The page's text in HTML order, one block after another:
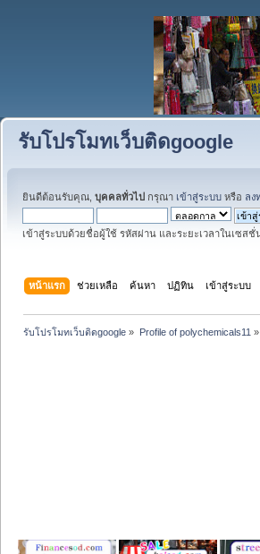
รับโปรโมทเว็บติดgoogle
ยินดีต้อนรับคุณ, บุคคลทั่วไป กรุณา เข้าสู่ระบบ หรือ ลง
เข้าสู่ระบบด้วยชื่อผู้ใช้ รหัสผ่าน และระยะเวลาในเซสชั่
หน้าแรก ช่วยเหลือ ค้นหา ปฏิทิน เข้าสู่ระบบ
รับโปรโมทเว็บติดgoogle » Profile of polychemicals11 »